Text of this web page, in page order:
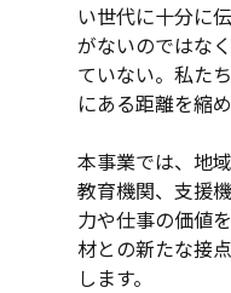
い世代に十分に
がないのではな
ていない。私た
にある距離を縮
本事業では、地
教育機関、支援
力や仕事の価値
材との新たな接
します。